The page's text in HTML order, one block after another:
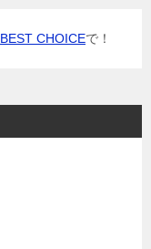
BEST CHOICEで！